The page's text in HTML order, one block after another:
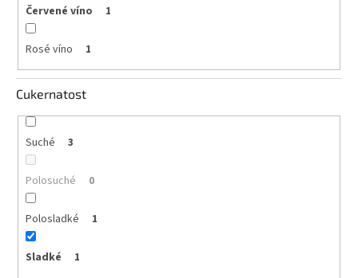
Ostatní
vína
Červené víno 1
Rosé víno 1
Cukernatost
Suché 3
Polosuché 0
Polosladké 1
Sladké 1